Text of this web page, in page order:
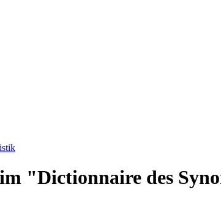
"Dictionnaire des